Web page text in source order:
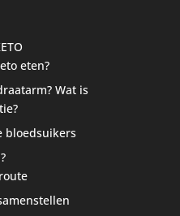
eten?
Wat is
bloedsuikers